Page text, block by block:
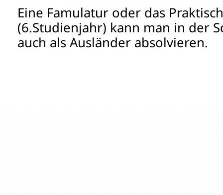
Eine Famulatur oder das
(6.Studienjahr) kann man in der
auch als Ausländer absolvieren.